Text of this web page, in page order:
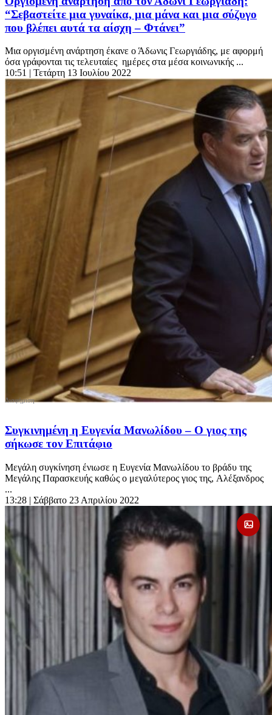
“Σεβαστείτε μια γυναίκα, μια μάνα και μια σύζυγο
που βλέπει αυτά τα αίσχη – Φτάνει”
Μια οργισμένη ανάρτηση έκανε ο Άδωνις Γεωργιάδης, με αφορμή
όσα γράφονται τις τελευταίες ημέρες στα μέσα κοινωνικής ...
10:51 | Τετάρτη 13 Ιουλίου 2022
Συγκινημένη η Ευγενία Μανωλίδου – Ο γιος της
σήκωσε τον Επιτάφιο
Μεγάλη συγκίνηση ένιωσε η Ευγενία Μανωλίδου το βράδυ της
Μεγάλης Παρασκευής καθώς ο μεγαλύτερος γιος της, Αλέξανδρος
...
13:28 | Σάββατο 23 Απριλίου 2022